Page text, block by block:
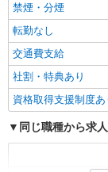
禁煙・分煙
転勤なし
交通費支給
社割・特典あり
資格取得支援制度あ
同じ職種から求